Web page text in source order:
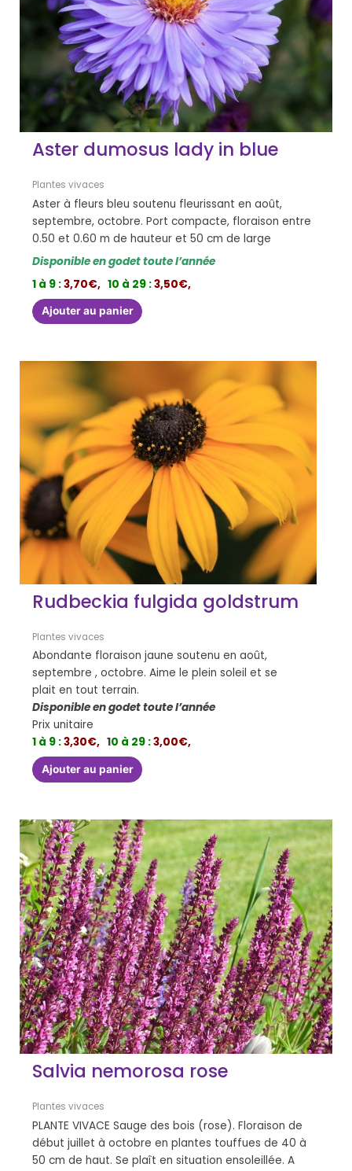
Aster dumosus lady in blue
Plantes vivaces
Aster à fleurs bleu soutenu fleurissant en août,
septembre, octobre. Port compacte, floraison entre
0.50 et 0.60 m de hauteur et 50 cm de large
Disponible en godet toute l’année
1 à 9 :3,70€,10 à 29 :3,50€,
Ajouter au panier
Rudbeckia fulgida goldstrum
Plantes vivaces
Abondante floraison jaune soutenu en août,
septembre , octobre. Aime le plein soleil et se
plait en tout terrain.
Disponible en godet toute l’année
Prix unitaire
1 à 9 :3,30€, 10 à 29 :3,00€,
Ajouter au panier
Salvia nemorosa rose
Plantes vivaces
PLANTE VIVACE Sauge des bois (rose). Floraison de
début juillet à octobre en plantes touffues de 40 à
50 cm de haut. Se plaît en situation ensoleillée. A